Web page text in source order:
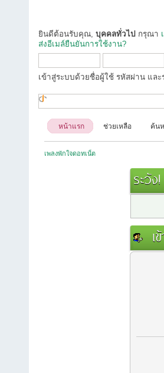
ยินดีต้อนรับคุณ, บุคคลทั่วไป กรุณา
ส่งอีเมล์ยืนยันการใช้งาน?
เข้าสู่ระบบด้วยชื่อผู้ใช้ รหัสผ่าน และ
หน้าแรก ช่วยเหลือ ค้น
เพลงพักใจดอทเน็ต
ระวัง!
เ